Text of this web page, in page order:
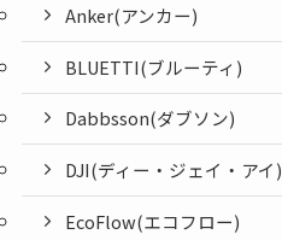
Anker(アンカー)
BLUETTI(ブルーティ)
Dabbsson(ダブソン)
DJI(ディー・ジェイ・アイ)
EcoFlow(エコフロー)